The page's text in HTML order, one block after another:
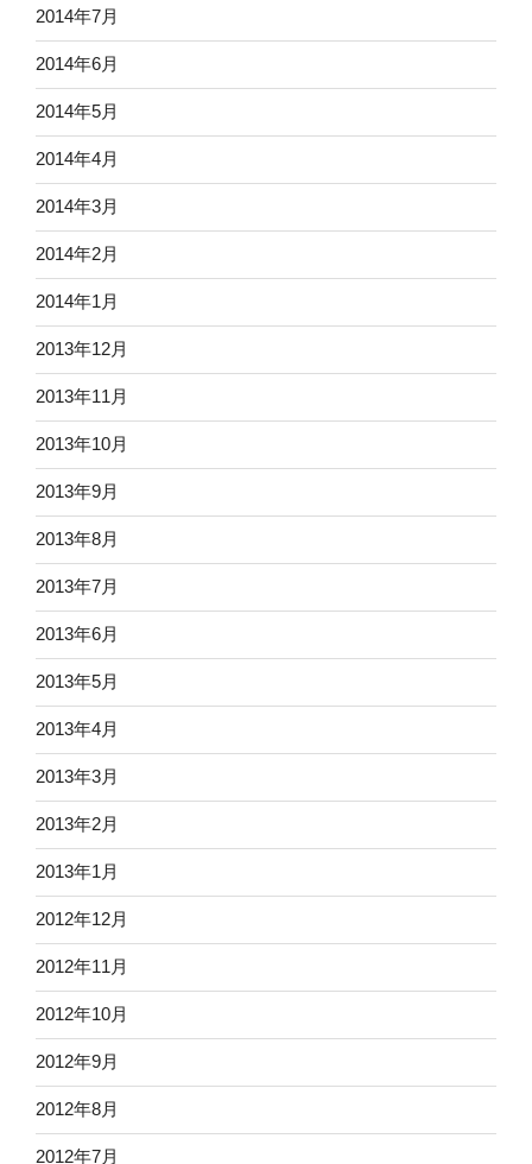
2014年7月
2014年6月
2014年5月
2014年4月
2014年3月
2014年2月
2014年1月
2013年12月
2013年11月
2013年10月
2013年9月
2013年8月
2013年7月
2013年6月
2013年5月
2013年4月
2013年3月
2013年2月
2013年1月
2012年12月
2012年11月
2012年10月
2012年9月
2012年8月
2012年7月